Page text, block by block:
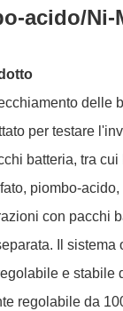
acido/Ni-
delle
per testare
batteria, tra
piombo-
con pacchi
Il sistema
e stabile
regolabile da